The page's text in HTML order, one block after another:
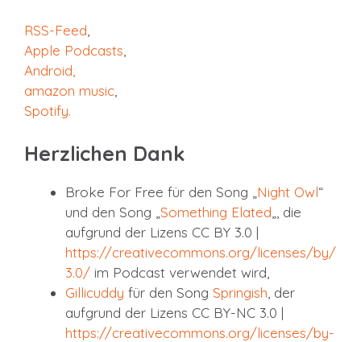
RSS-Feed
Apple Podcasts
Android,
amazon music
Spotify.
Herzlichen Dank
Broke For Free für den Song „ Night Owl“
und den Song „ Something Elated „, die
aufgrund der Lizens CC BY 3.0 |
https://creativecommons.org/licenses/by/
3.0/ im Podcast verwendet wird,
Gillicuddy für den Song Springish , der
aufgrund der Lizens CC BY-NC 3.0 |
https://creativecommons.org/licenses/by-